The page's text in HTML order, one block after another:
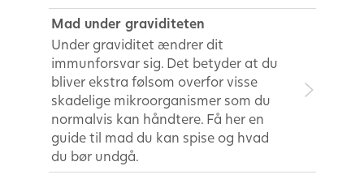
Mad under graviditeten
Under graviditet ændrer dit
immunforsvar sig. Det betyder at du
bliver ekstra følsom overfor visse
skadelige mikroorganismer som du
normalvis kan håndtere. Få her en
guide til mad du kan spise og hvad
du bør undgå.